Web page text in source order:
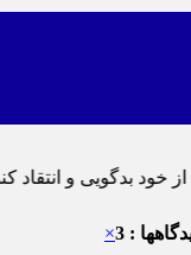
پس به تحقیق خویش را تباه نموده است.
: 3
×